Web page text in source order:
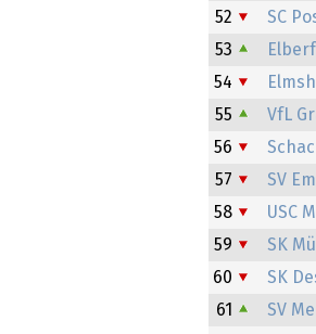
52
SC
53
54
55
VfL
56
57
SV
58
USC
59
SK
60
SK
61
SV